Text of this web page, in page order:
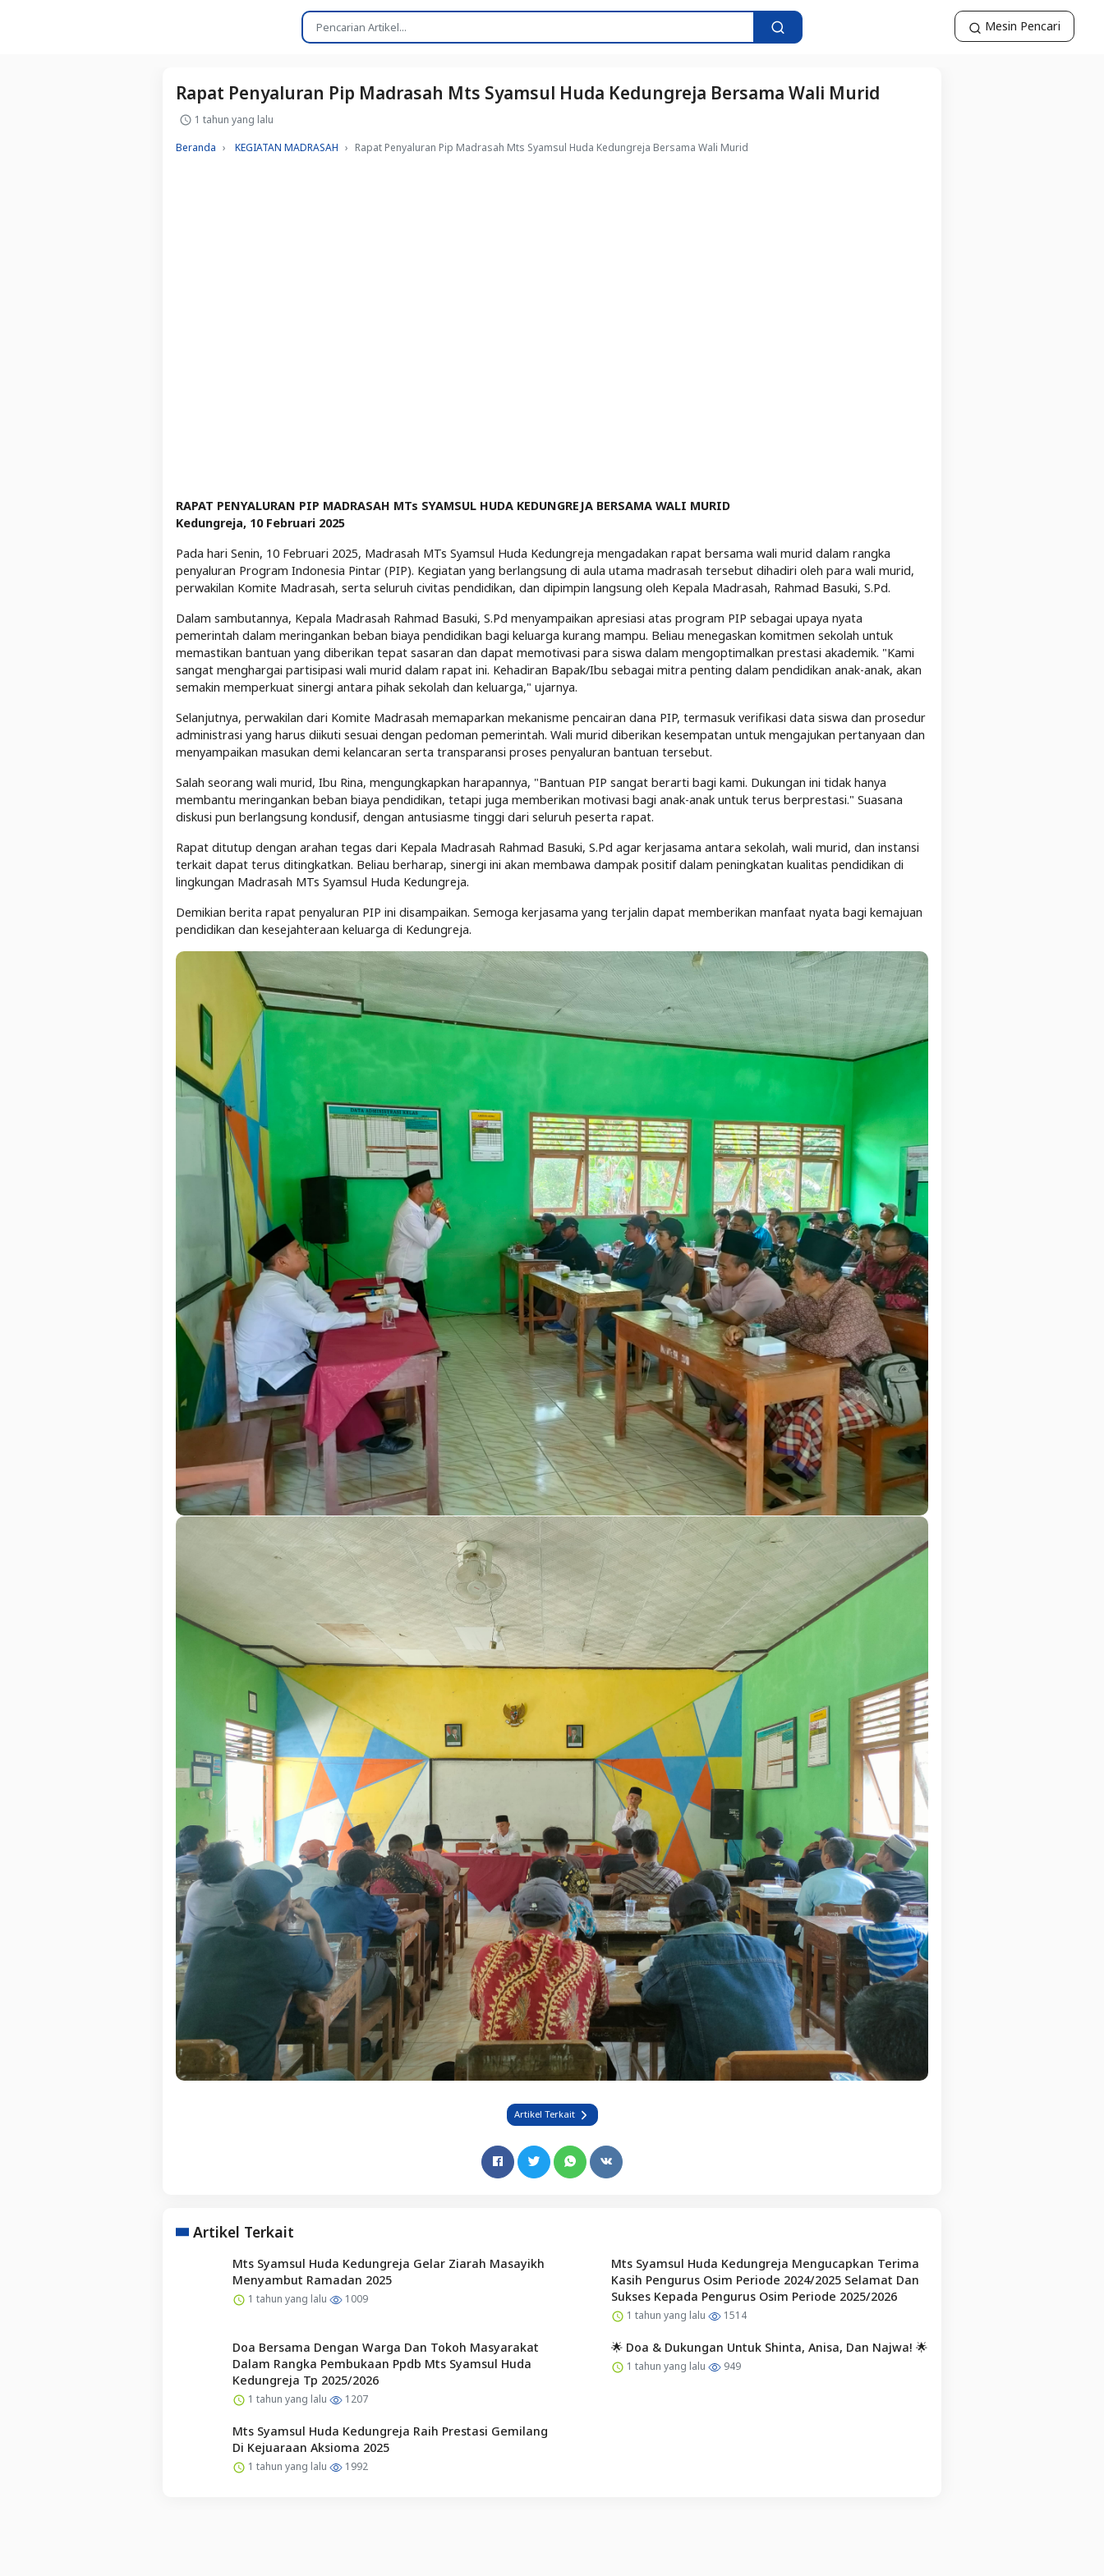
Mesin Pencari
Rapat Penyaluran Pip Madrasah Mts Syamsul Huda Kedungreja Bersama Wali Murid
1 tahun yang lalu
Beranda
KEGIATAN MADRASAH Rapat Penyaluran Pip Madrasah Mts Syamsul Huda Kedungreja Bersama Wali Murid
RAPAT PENYALURAN PIP MADRASAH MTs SYAMSUL HUDA KEDUNGREJA BERSAMA WALI MURID
Kedungreja, 10 Februari 2025
Pada hari Senin, 10 Februari 2025, Madrasah MTs Syamsul Huda Kedungreja mengadakan rapat bersama wali murid dalam rangka
penyaluran Program Indonesia Pintar (PIP). Kegiatan yang berlangsung di aula utama madrasah tersebut dihadiri oleh para wali murid,
perwakilan Komite Madrasah, serta seluruh civitas pendidikan, dan dipimpin langsung oleh Kepala Madrasah, Rahmad Basuki, S.Pd.
Dalam sambutannya, Kepala Madrasah Rahmad Basuki, S.Pd menyampaikan apresiasi atas program PIP sebagai upaya nyata
pemerintah dalam meringankan beban biaya pendidikan bagi keluarga kurang mampu. Beliau menegaskan komitmen sekolah untuk
memastikan bantuan yang diberikan tepat sasaran dan dapat memotivasi para siswa dalam mengoptimalkan prestasi akademik. "Kami
sangat menghargai partisipasi wali murid dalam rapat ini. Kehadiran Bapak/Ibu sebagai mitra penting dalam pendidikan anak-anak, akan
semakin memperkuat sinergi antara pihak sekolah dan keluarga," ujarnya.
Selanjutnya, perwakilan dari Komite Madrasah memaparkan mekanisme pencairan dana PIP, termasuk verifikasi data siswa dan prosedur
administrasi yang harus diikuti sesuai dengan pedoman pemerintah. Wali murid diberikan kesempatan untuk mengajukan pertanyaan dan
menyampaikan masukan demi kelancaran serta transparansi proses penyaluran bantuan tersebut.
Salah seorang wali murid, Ibu Rina, mengungkapkan harapannya, "Bantuan PIP sangat berarti bagi kami. Dukungan ini tidak hanya
membantu meringankan beban biaya pendidikan, tetapi juga memberikan motivasi bagi anak-anak untuk terus berprestasi." Suasana
diskusi pun berlangsung kondusif, dengan antusiasme tinggi dari seluruh peserta rapat.
Rapat ditutup dengan arahan tegas dari Kepala Madrasah Rahmad Basuki, S.Pd agar kerjasama antara sekolah, wali murid, dan instansi
terkait dapat terus ditingkatkan. Beliau berharap, sinergi ini akan membawa dampak positif dalam peningkatan kualitas pendidikan di
lingkungan Madrasah MTs Syamsul Huda Kedungreja.
Demikian berita rapat penyaluran PIP ini disampaikan. Semoga kerjasama yang terjalin dapat memberikan manfaat nyata bagi kemajuan
pendidikan dan kesejahteraan keluarga di Kedungreja.
Artikel Terkait
Artikel Terkait
Mts Syamsul Huda Kedungreja Gelar Ziarah Masayikh
Menyambut Ramadan 2025
1 tahun yang lalu 1009
Mts Syamsul Huda Kedungreja Mengucapkan Terima
Kasih Pengurus Osim Periode 2024/2025 Selamat Dan
Sukses Kepada Pengurus Osim Periode 2025/2026
1 tahun yang lalu 1514
Doa Bersama Dengan Warga Dan Tokoh Masyarakat
Dalam Rangka Pembukaan Ppdb Mts Syamsul Huda
Kedungreja Tp 2025/2026
1 tahun yang lalu 1207
🌟 Doa & Dukungan Untuk Shinta, Anisa, Dan Najwa! 🌟
1 tahun yang lalu 949
Mts Syamsul Huda Kedungreja Raih Prestasi Gemilang
Di Kejuaraan Aksioma 2025
1 tahun yang lalu 1992